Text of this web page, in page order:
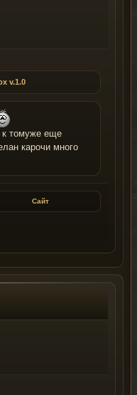
v.1.0
к томуже еще
карочи много
Сайт